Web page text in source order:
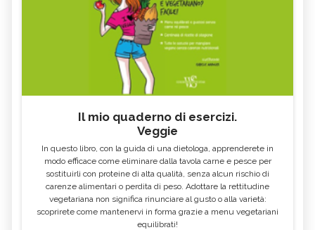
Il mio quaderno di esercizi.
Veggie
In questo libro, con la guida di una dietologa, apprenderete in
modo efficace come eliminare dalla tavola carne e pesce per
sostituirli con proteine di alta qualità, senza alcun rischio di
carenze alimentari o perdita di peso. Adottare la rettitudine
vegetariana non significa rinunciare al gusto o alla varietà:
scoprirete come mantenervi in forma grazie a menu vegetariani
equilibrati!